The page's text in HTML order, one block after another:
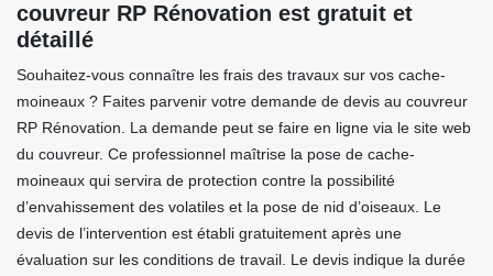
couvreur RP Rénovation est gratuit et
détaillé
Souhaitez-vous connaître les frais des travaux sur vos cache-
moineaux ? Faites parvenir votre demande de devis au couvreur
RP Rénovation. La demande peut se faire en ligne via le site web
du couvreur. Ce professionnel maîtrise la pose de cache-
moineaux qui servira de protection contre la possibilité
d’envahissement des volatiles et la pose de nid d’oiseaux. Le
devis de l’intervention est établi gratuitement après une
évaluation sur les conditions de travail. Le devis indique la durée